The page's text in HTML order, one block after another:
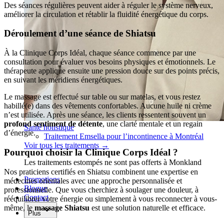
Santé holistique
Traitement Emsella pour l’incontinence à Montréal
Voir tous les traitements →
Les traitements estompés ne sont pas offerts à Monkland
Promotions
Blogue
Contact
Plus
Des séances régulières peuvent aider à réguler le système nerveux,
améliorer la circulation et rétablir la fluidité énergétique du corps.
Déroulement d’une séance de Shiatsu
À la Clinique Corps Idéal, chaque séance commence par une
consultation pour évaluer vos besoins physiques et émotionnels. Le
thérapeute applique ensuite une pression douce sur des points précis,
en suivant les méridiens énergétiques.
Le massage est effectué sur table ou sur matelas, et vous restez
habillé(e) dans des vêtements confortables. Aucune huile ni crème
n’est utilisée. Après une séance, les clients ressentent souvent un
profond sentiment de détente, une clarté mentale et un regain
d’énergie.
Pourquoi choisir la Clinique Corps Idéal ?
Nos praticiens certifiés en Shiatsu combinent une expertise en
médecines orientales avec une approche personnalisée et
professionnelle. Que vous cherchiez à soulager une douleur, à
rééquilibrer votre énergie ou simplement à vous reconnecter à vous-
même, le massage Shiatsu est une solution naturelle et efficace.